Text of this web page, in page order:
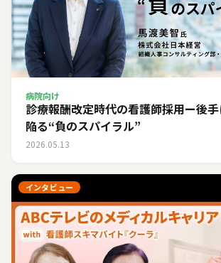
病院向け
診療報酬改定時代の看護師採用ー後
陥る“負のスパイラル”
2026.05.13
インタビュー